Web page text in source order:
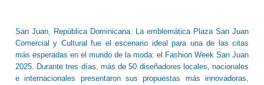
San Juan, República Dominicana. La emblemática Plaza San Juan
Comercial y Cultural fue el escenario ideal para una de las citas
más esperadas en el mundo de la moda: el Fashion Week San Juan
2025. Durante tres días, más de 50 diseñadores locales, nacionales
e internacionales presentaron sus propuestas más innovadoras,